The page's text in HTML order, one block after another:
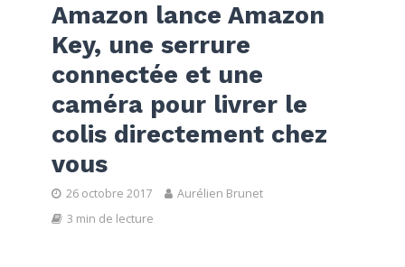
Amazon lance Amazon
Key, une serrure
connectée et une
caméra pour livrer le
colis directement chez
vous
26 octobre 2017
Aurélien Brunet
3 min de lecture